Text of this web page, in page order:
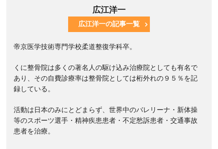
広江洋一
広江洋一の記事一覧
帝京医学技術専門学校柔道整復学科卒。
くに整骨院は多くの著名人の駆け込み治療院としても有名で
あり、その自費診療率は整骨院としては桁外れの９５％を記
録している。
活動は日本のみにとどまらず、世界中のバレリーナ・新体操
等のスポーツ選手・精神疾患患者・不定愁訴患者・交通事故
患者を治療。